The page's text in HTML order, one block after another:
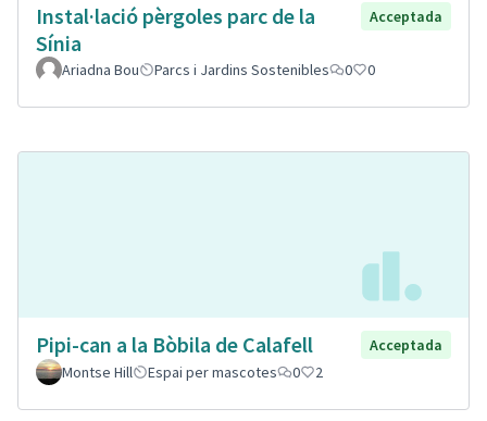
Instal·lació pèrgoles parc de la
Sínia
Acceptada
Ariadna Bou Parcs i Jardins Sostenibles 0 0
Pipi-can a la Bòbila de Calafell
Acceptada
Montse Hill
Espai per mascotes 0 2